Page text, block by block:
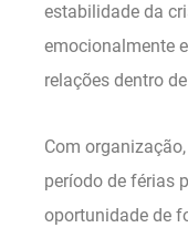
estabilidade da
emocionalmente
relações dentro
Com
período de férias
oportunidade de